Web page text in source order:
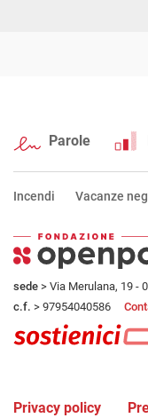
Parole
Incendi Vacanze
sede > Via Merulana, 19 -
c.f. > 97954040586
Privacy policy